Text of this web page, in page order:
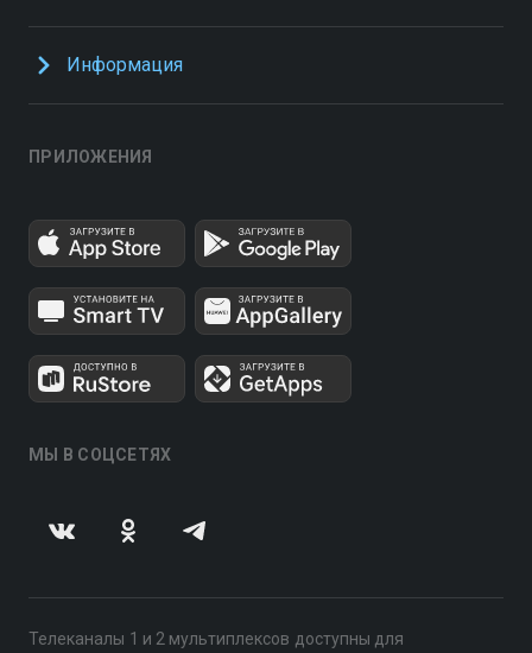
Информация
ПРИЛОЖЕНИЯ
МЫ В СОЦСЕТЯХ
Телеканалы 1 и 2 мультиплексов доступны для